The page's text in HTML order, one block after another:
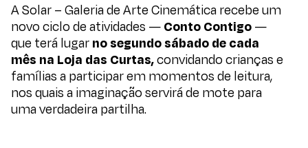
A Solar – Galeria de Arte Cinemática recebe um
novo ciclo de atividades —Conto Contigo—
que terá lugarno segundo sábado de cada
mês na Loja das Curtas,convidando crianças e
famílias a participar em momentos de leitura,
nos quais a imaginação servirá de mote para
uma verdadeira partilha.